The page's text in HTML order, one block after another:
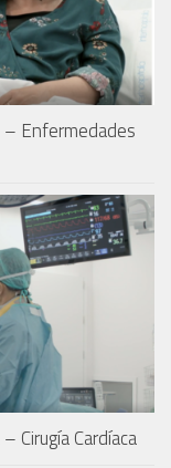
– Enfermedades
Cirugía Cardíaca